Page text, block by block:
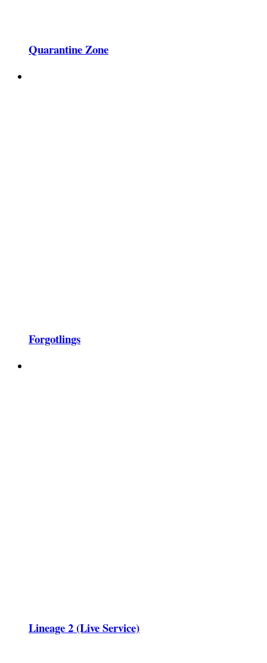
Quarantine Zone
Forgotlings
Lineage 2 (Live Service)